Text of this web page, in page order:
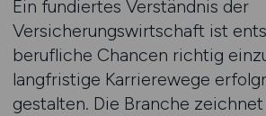
Ein fundiertes Verständnis der
Versicherungswirtschaft ist
berufliche Chancen richtig
langfristige Karrierewege
gestalten. Die Branche